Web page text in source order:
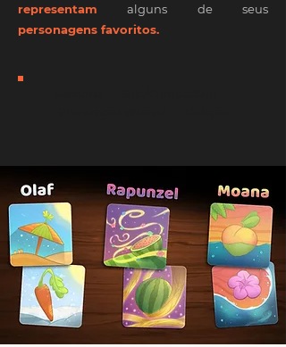
representam alguns de seus
personagens favoritos.